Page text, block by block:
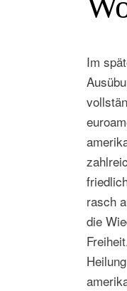
Im
rasch
die